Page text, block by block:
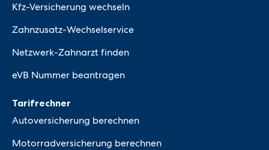
Kfz-Versicherung wechseln
Zahnzusatz-Wechselservice
Netzwerk-Zahnarzt finden
eVB Nummer beantragen
Tarifrechner
Autoversicherung berechnen
Motorradversicherung berechnen